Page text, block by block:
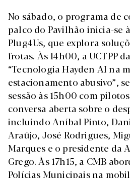
No sábado, o programa de
palco do Pavilhão inicia-se
Plug4Us, que explora
frotas. Às 14h00, a UCTPP
“Tecnologia Hayden AI na
estacionamento abusivo”,
sessão às 15h00 com
conversa aberta sobre o
incluindo Aníbal Pinto,
Araújo, José Rodrigues,
Marques e o presidente da
Grego. Às 17h15, a CMB
Polícias Municipais na